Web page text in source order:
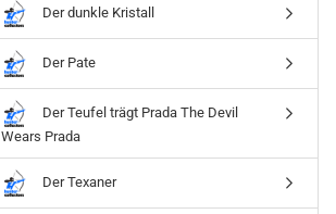
Der dunkle Kristall
Der Pate
Der Teufel trägt Prada The Devil
Wears Prada
Der Texaner